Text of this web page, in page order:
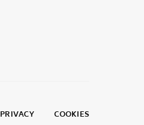
PRIVACY COOKIES